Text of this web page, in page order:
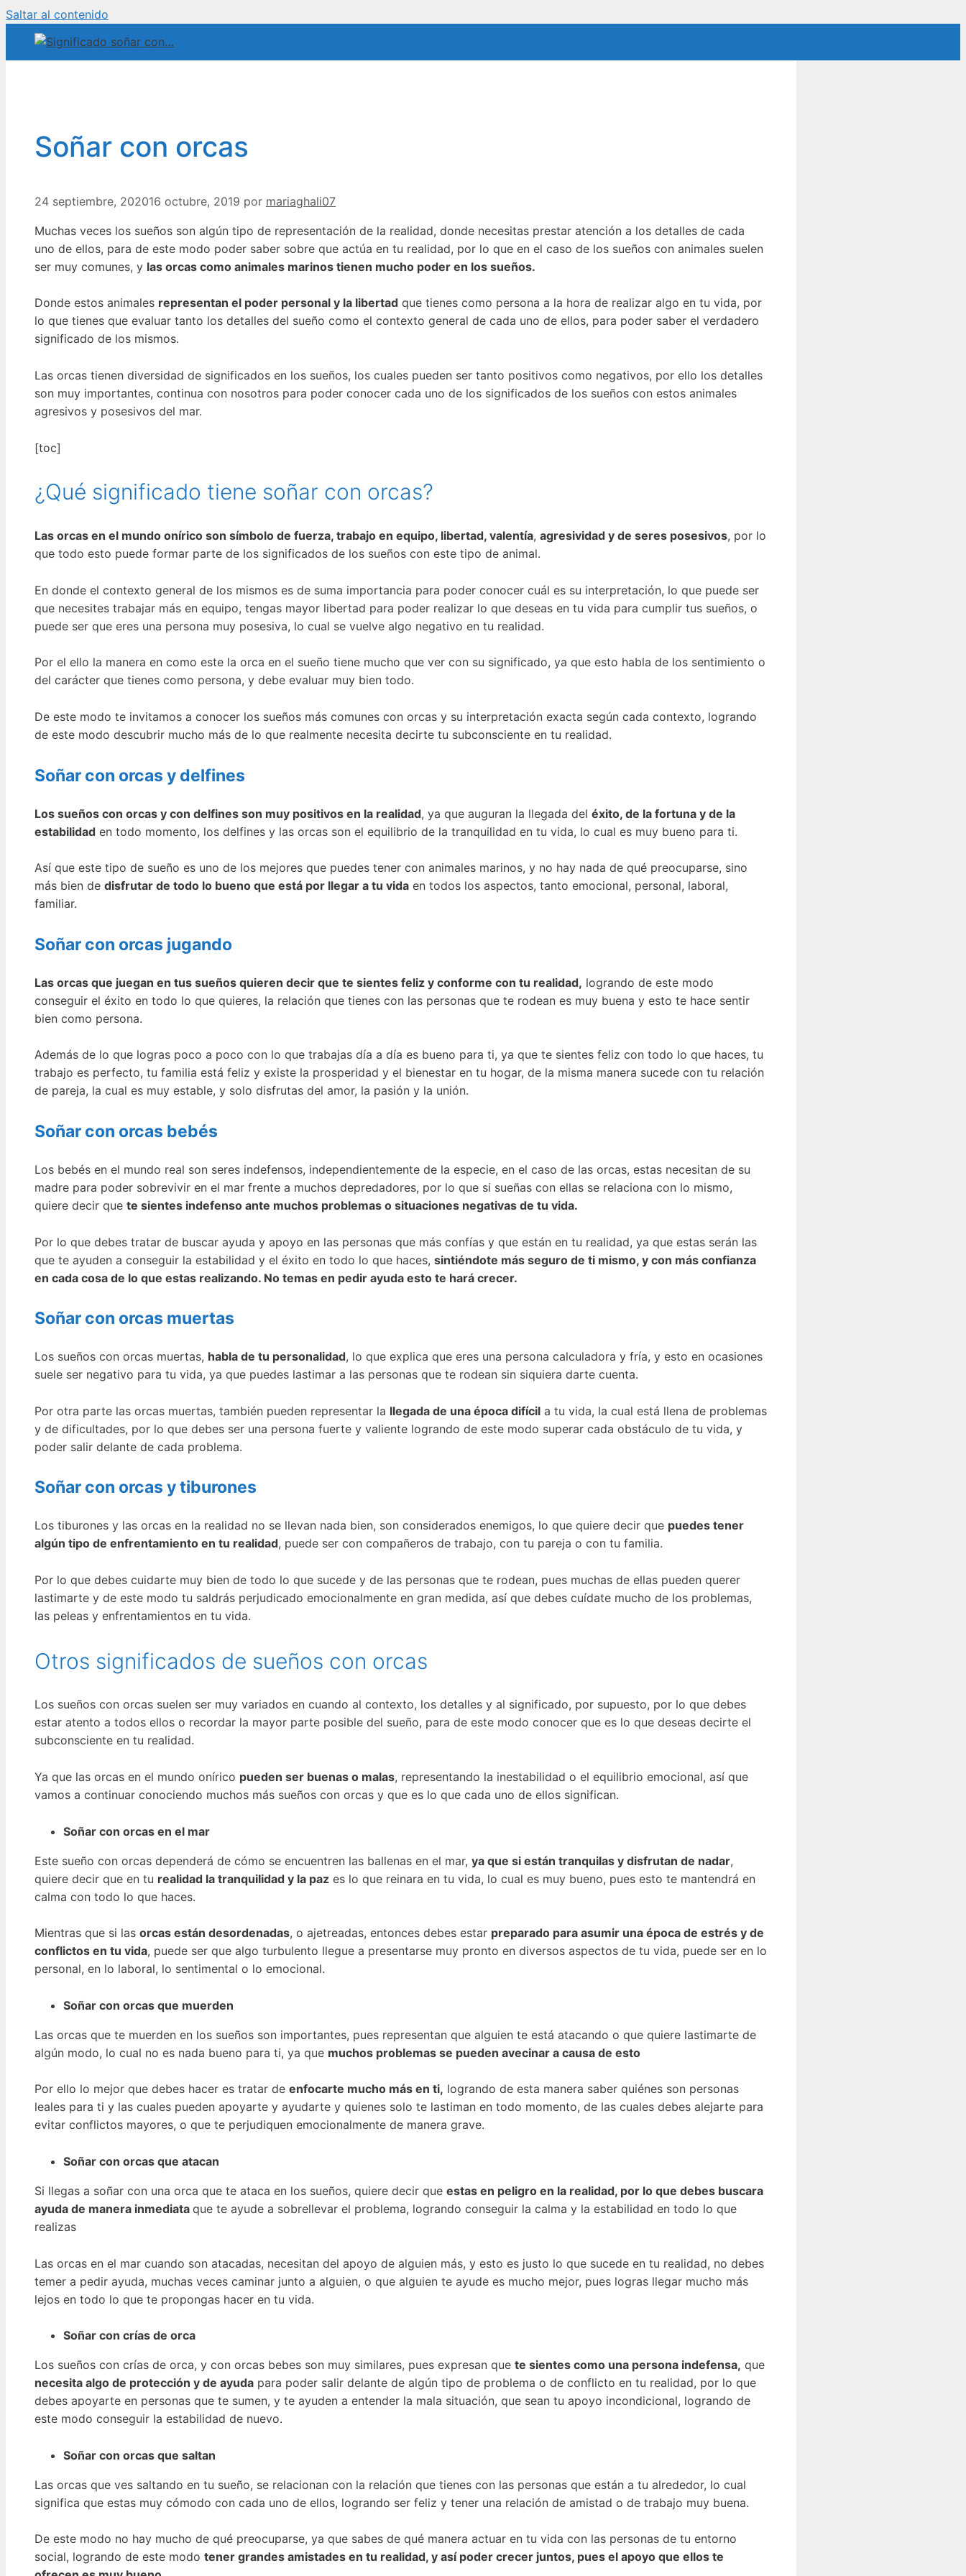
Saltar al contenido
Soñar con orcas
24 septiembre, 202016 octubre, 2019 por mariaghali07
Muchas veces los sueños son algún tipo de representación de la realidad, donde necesitas prestar atención a los detalles de cada
uno de ellos, para de este modo poder saber sobre que actúa en tu realidad, por lo que en el caso de los sueños con animales suelen
ser muy comunes, y las orcas como animales marinos tienen mucho poder en los sueños.
Donde estos animales representan el poder personal y la libertad que tienes como persona a la hora de realizar algo en tu vida, por
lo que tienes que evaluar tanto los detalles del sueño como el contexto general de cada uno de ellos, para poder saber el verdadero
significado de los mismos.
Las orcas tienen diversidad de significados en los sueños, los cuales pueden ser tanto positivos como negativos, por ello los detalles
son muy importantes, continua con nosotros para poder conocer cada uno de los significados de los sueños con estos animales
agresivos y posesivos del mar.
[toc]
¿Qué significado tiene soñar con orcas?
Las orcas en el mundo onírico son símbolo de fuerza, trabajo en equipo, libertad, valentía, agresividad y de seres posesivos, por lo
que todo esto puede formar parte de los significados de los sueños con este tipo de animal.
En donde el contexto general de los mismos es de suma importancia para poder conocer cuál es su interpretación, lo que puede ser
que necesites trabajar más en equipo, tengas mayor libertad para poder realizar lo que deseas en tu vida para cumplir tus sueños, o
puede ser que eres una persona muy posesiva, lo cual se vuelve algo negativo en tu realidad.
Por el ello la manera en como este la orca en el sueño tiene mucho que ver con su significado, ya que esto habla de los sentimiento o
del carácter que tienes como persona, y debe evaluar muy bien todo.
De este modo te invitamos a conocer los sueños más comunes con orcas y su interpretación exacta según cada contexto, logrando
de este modo descubrir mucho más de lo que realmente necesita decirte tu subconsciente en tu realidad.
Soñar con orcas y delfines
Los sueños con orcas y con delfines son muy positivos en la realidad, ya que auguran la llegada del éxito, de la fortuna y de la
estabilidad en todo momento, los delfines y las orcas son el equilibrio de la tranquilidad en tu vida, lo cual es muy bueno para ti.
Así que este tipo de sueño es uno de los mejores que puedes tener con animales marinos, y no hay nada de qué preocuparse, sino
más bien de disfrutar de todo lo bueno que está por llegar a tu vida en todos los aspectos, tanto emocional, personal, laboral,
familiar.
Soñar con orcas jugando
Las orcas que juegan en tus sueños quieren decir que te sientes feliz y conforme con tu realidad, logrando de este modo
conseguir el éxito en todo lo que quieres, la relación que tienes con las personas que te rodean es muy buena y esto te hace sentir
bien como persona.
Además de lo que logras poco a poco con lo que trabajas día a día es bueno para ti, ya que te sientes feliz con todo lo que haces, tu
trabajo es perfecto, tu familia está feliz y existe la prosperidad y el bienestar en tu hogar, de la misma manera sucede con tu relación
de pareja, la cual es muy estable, y solo disfrutas del amor, la pasión y la unión.
Soñar con orcas bebés
Los bebés en el mundo real son seres indefensos, independientemente de la especie, en el caso de las orcas, estas necesitan de su
madre para poder sobrevivir en el mar frente a muchos depredadores, por lo que si sueñas con ellas se relaciona con lo mismo,
quiere decir que te sientes indefenso ante muchos problemas o situaciones negativas de tu vida.
Por lo que debes tratar de buscar ayuda y apoyo en las personas que más confías y que están en tu realidad, ya que estas serán las
que te ayuden a conseguir la estabilidad y el éxito en todo lo que haces, sintiéndote más seguro de ti mismo, y con más confianza
en cada cosa de lo que estas realizando. No temas en pedir ayuda esto te hará crecer.
Soñar con orcas muertas
Los sueños con orcas muertas, habla de tu personalidad, lo que explica que eres una persona calculadora y fría, y esto en ocasiones
suele ser negativo para tu vida, ya que puedes lastimar a las personas que te rodean sin siquiera darte cuenta.
Por otra parte las orcas muertas, también pueden representar la llegada de una época difícil a tu vida, la cual está llena de problemas
y de dificultades, por lo que debes ser una persona fuerte y valiente logrando de este modo superar cada obstáculo de tu vida, y
poder salir delante de cada problema.
Soñar con orcas y tiburones
Los tiburones y las orcas en la realidad no se llevan nada bien, son considerados enemigos, lo que quiere decir que puedes tener
algún tipo de enfrentamiento en tu realidad, puede ser con compañeros de trabajo, con tu pareja o con tu familia.
Por lo que debes cuidarte muy bien de todo lo que sucede y de las personas que te rodean, pues muchas de ellas pueden querer
lastimarte y de este modo tu saldrás perjudicado emocionalmente en gran medida, así que debes cuídate mucho de los problemas,
las peleas y enfrentamientos en tu vida.
Otros significados de sueños con orcas
Los sueños con orcas suelen ser muy variados en cuando al contexto, los detalles y al significado, por supuesto, por lo que debes
estar atento a todos ellos o recordar la mayor parte posible del sueño, para de este modo conocer que es lo que deseas decirte el
subconsciente en tu realidad.
Ya que las orcas en el mundo onírico pueden ser buenas o malas, representando la inestabilidad o el equilibrio emocional, así que
vamos a continuar conociendo muchos más sueños con orcas y que es lo que cada uno de ellos significan.
Soñar con orcas en el mar
Este sueño con orcas dependerá de cómo se encuentren las ballenas en el mar, ya que si están tranquilas y disfrutan de nadar,
quiere decir que en tu realidad la tranquilidad y la paz es lo que reinara en tu vida, lo cual es muy bueno, pues esto te mantendrá en
calma con todo lo que haces.
Mientras que si las orcas están desordenadas, o ajetreadas, entonces debes estar preparado para asumir una época de estrés y de
conflictos en tu vida, puede ser que algo turbulento llegue a presentarse muy pronto en diversos aspectos de tu vida, puede ser en lo
personal, en lo laboral, lo sentimental o lo emocional.
Soñar con orcas que muerden
Las orcas que te muerden en los sueños son importantes, pues representan que alguien te está atacando o que quiere lastimarte de
algún modo, lo cual no es nada bueno para ti, ya que muchos problemas se pueden avecinar a causa de esto
Por ello lo mejor que debes hacer es tratar de enfocarte mucho más en ti, logrando de esta manera saber quiénes son personas
leales para ti y las cuales pueden apoyarte y ayudarte y quienes solo te lastiman en todo momento, de las cuales debes alejarte para
evitar conflictos mayores, o que te perjudiquen emocionalmente de manera grave.
Soñar con orcas que atacan
Si llegas a soñar con una orca que te ataca en los sueños, quiere decir que estas en peligro en la realidad, por lo que debes buscara
ayuda de manera inmediata que te ayude a sobrellevar el problema, logrando conseguir la calma y la estabilidad en todo lo que
realizas
Las orcas en el mar cuando son atacadas, necesitan del apoyo de alguien más, y esto es justo lo que sucede en tu realidad, no debes
temer a pedir ayuda, muchas veces caminar junto a alguien, o que alguien te ayude es mucho mejor, pues logras llegar mucho más
lejos en todo lo que te propongas hacer en tu vida.
Soñar con crías de orca
Los sueños con crías de orca, y con orcas bebes son muy similares, pues expresan que te sientes como una persona indefensa, que
necesita algo de protección y de ayuda para poder salir delante de algún tipo de problema o de conflicto en tu realidad, por lo que
debes apoyarte en personas que te sumen, y te ayuden a entender la mala situación, que sean tu apoyo incondicional, logrando de
este modo conseguir la estabilidad de nuevo.
Soñar con orcas que saltan
Las orcas que ves saltando en tu sueño, se relacionan con la relación que tienes con las personas que están a tu alrededor, lo cual
significa que estas muy cómodo con cada uno de ellos, logrando ser feliz y tener una relación de amistad o de trabajo muy buena.
De este modo no hay mucho de qué preocuparse, ya que sabes de qué manera actuar en tu vida con las personas de tu entorno
social, logrando de este modo tener grandes amistades en tu realidad, y así poder crecer juntos, pues el apoyo que ellos te